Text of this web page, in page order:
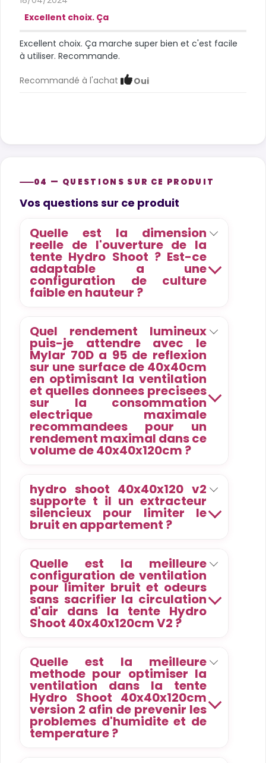
Excellent choix. Ça
Excellent choix. Ça marche super bien et c'est facile
à utiliser. Recommande.
Recommandé à l'achat Oui
04 — QUESTIONS SUR CE PRODUIT
Product questions
Vos questions sur ce produit
Quelle est la dimension
reelle de l'ouverture de la
tente Hydro Shoot ? Est-ce
adaptable a une
configuration de culture
faible en hauteur ?
Quel rendement lumineux
puis-je attendre avec le
Mylar 70D a 95 de reflexion
sur une surface de 40x40cm
en optimisant la ventilation
et quelles donnees precisees
sur la consommation
electrique maximale
recommandees pour un
rendement maximal dans ce
volume de 40x40x120cm ?
hydro shoot 40x40x120 v2
supporte t il un extracteur
silencieux pour limiter le
bruit en appartement ?
Quelle est la meilleure
configuration de ventilation
pour limiter bruit et odeurs
sans sacrifier la circulation
d'air dans la tente Hydro
Shoot 40x40x120cm V2 ?
Quelle est la meilleure
methode pour optimiser la
ventilation dans la tente
Hydro Shoot 40x40x120cm
version 2 afin de prevenir les
problemes d'humidite et de
temperature ?